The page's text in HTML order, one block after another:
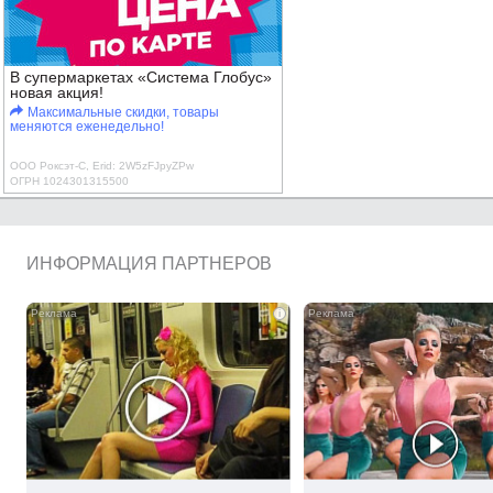
В супермаркетах «Система Глобус»
новая акция!
Максимальные скидки, товары
меняются еженедельно!
ООО Роксэт-С, Erid: 2W5zFJpyZPw
ОГРН 1024301315500
ИНФОРМАЦИЯ ПАРТНЕРОВ
i